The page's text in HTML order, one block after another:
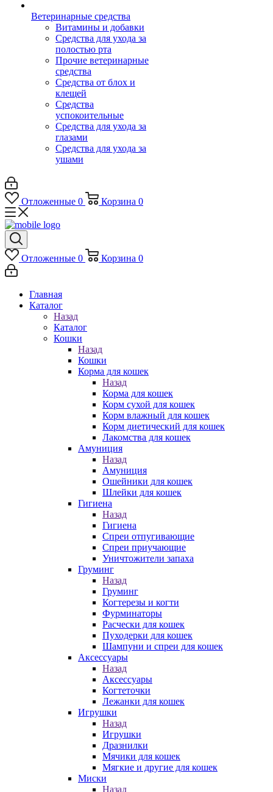
Ветеринарные средства
Витамины и добавки
Средства для ухода за
полостью рта
Прочие ветеринарные
средства
Средства от блох и
клещей
Средства
успокоительные
Средства для ухода за
глазами
Средства для ухода за
ушами
Отложенные 0 Корзина 0
Отложенные 0 Корзина 0
Главная
Каталог
Назад
Каталог
Кошки
Назад
Кошки
Корма для кошек
Назад
Корма для кошек
Корм сухой для кошек
Корм влажный для кошек
Корм диетический для кошек
Лакомства для кошек
Амуниция
Назад
Амуниция
Ошейники для кошек
Шлейки для кошек
Гигиена
Назад
Гигиена
Спреи отпугивающие
Спреи приучающие
Уничтожители запаха
Груминг
Назад
Груминг
Когтерезы и когти
Фурминаторы
Расчески для кошек
Пуходерки для кошек
Шампуни и спреи для кошек
Аксессуары
Назад
Аксессуары
Когтеточки
Лежанки для кошек
Игрушки
Назад
Игрушки
Дразнилки
Мячики для кошек
Мягкие и другие для кошек
Миски
Назад